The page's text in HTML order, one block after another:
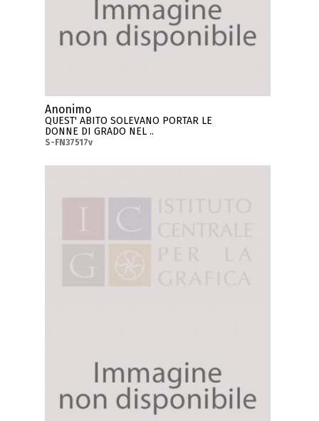
Anonimo
QUEST' ABITO SOLEVANO PORTAR LE
DONNE DI GRADO NEL ..
S-FN37517v